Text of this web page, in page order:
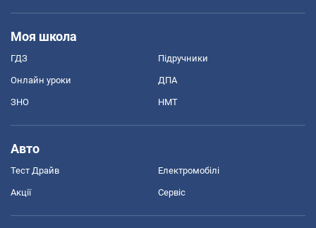
Моя школа
ГДЗ Підручники
Онлайн уроки ДПА
ЗНО НМТ
Авто
Тест Драйв Електромобілі
Акції Сервіс